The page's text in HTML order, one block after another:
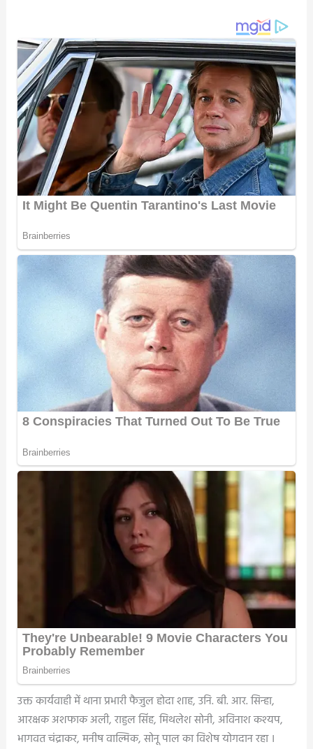
उक्त कार्यवाही में थाना प्रभारी फैजुल होदा शाह, उनि. बी. आर. सिन्हा,
आरक्षक अशफाक अली, राहुल सिंह, मिथलेश सोनी, अविनाश कश्यप,
भागवत चंद्राकर, मनीष वाल्मिक, सोनू पाल का विशेष योगदान रहा ।